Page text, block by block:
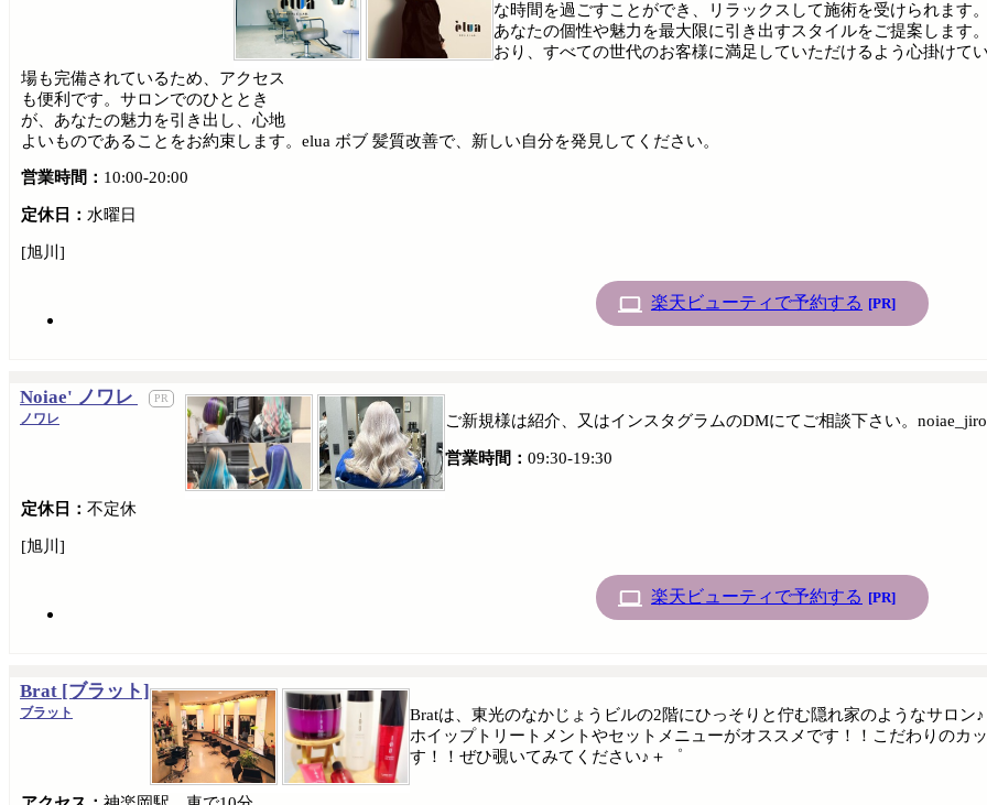
な時間を過ごすことができ、リラックスして施術を受けられま
あなたの個性や魅力を最大限に引き出すスタイルをご提案しま
おり、すべての世代のお客様に満足していただけるよう心掛け
場も完備されているため、アクセス
も便利です。サロンでのひととき
が、あなたの魅力を引き出し、心地
よいものであることをお約束します。elua ボブ 髪質改善で、新しい自分を発見してください。
営業時間： 10:00-20:00
定休日： 水曜日
[旭川]
楽天ビューティで予約する [PR]
Noiae' ノワレ
ノワレ ご新規様は紹介、又はインスタグラムのDMにてご相談下さい。noiae_jiro
営業時間： 09:30-19:30
定休日： 不定休
[旭川]
楽天ビューティで予約する [PR]
Brat [ブラット]
ブラット
Bratは、東光のなかじょうビルの2階にひっそりと佇む隠れ家のようなサロ
ホイップトリートメントやセットメニューがオススメです！！こだわりのカ
す！！ぜひ覗いてみてください♪＋゜